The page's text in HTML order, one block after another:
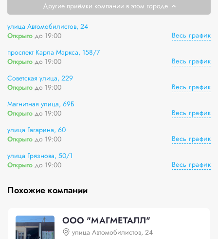
Другие приёмки компании в этом городе
улица Автомобилистов, 24
Открыто до 19:00
Весь график
проспект Карла Маркса, 158/7
Открыто до 19:00
Весь график
Советская улица, 229
Открыто до 19:00
Весь график
Магнитная улица, 69Б
Открыто до 19:00
Весь график
улица Гагарина, 60
Открыто до 19:00
Весь график
улица Грязнова, 50/1
Открыто до 19:00 Весь график
Похожие компании
ООО "МАГМЕТАЛЛ"
улица Автомобилистов, 24